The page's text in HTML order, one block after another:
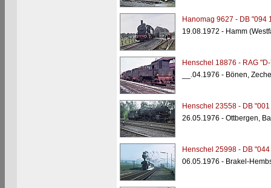
Hanomag 9627 - DB "094
19.08.1972 - Hamm
Henschel 18876 - RAG
__.04.1976 - Bönen,
Henschel 23558 - DB
26.05.1976 - Ottbergen,
Henschel 25998 - DB
06.05.1976 - Brakel-